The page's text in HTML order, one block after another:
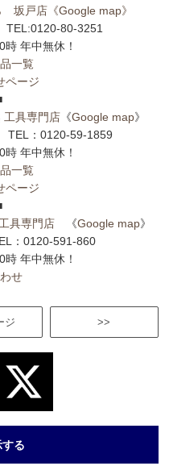
坂戸店 《Google map》
80-3251
年中無休！
一覧
ページ
具専門店 《Google map》
TEL：0120-59-1859
年中無休！
一覧
ページ
具専門店 《Google map》
：0120-591-860
年中無休！
せ
>>
ジ
る